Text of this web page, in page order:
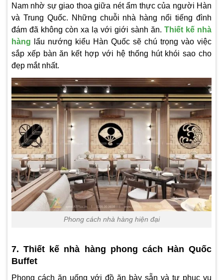
Nam nhờ sự giao thoa giữa nét ẩm thực của người Hàn
và Trung Quốc. Những chuỗi nhà hàng nổi tiếng đình
đám đã không còn xa lạ với giới sành ăn. Thiết kế nhà
hàng
lẩu nướng kiểu Hàn Quốc sẽ chú trọng vào việc
sắp xếp bàn ăn kết hợp với hệ thống hút khói sao cho
đẹp mắt nhất.
Phong cách nhà hàng hiện đại
7. Thiết kế nhà hàng phong cách Hàn Quốc
Buffet
Phong cách ăn uống với đồ ăn bày sẵn và tự phục vụ